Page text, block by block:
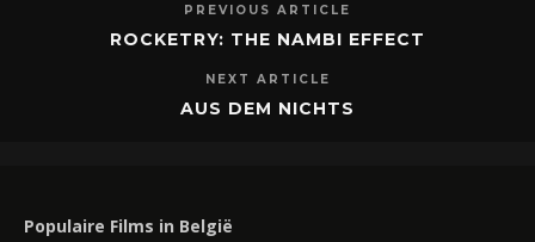
PREVIOUS ARTICLE
ROCKETRY: THE NAMBI EFFECT
NEXT ARTICLE
AUS DEM NICHTS
Populaire Films in België